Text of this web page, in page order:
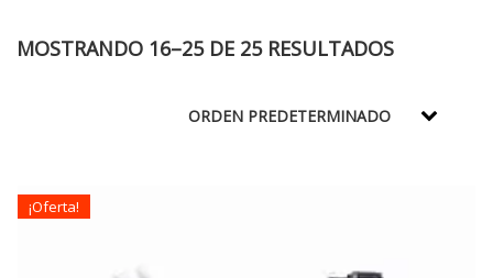
MOSTRANDO 16–25 DE 25 RESULTADOS
¡Oferta!